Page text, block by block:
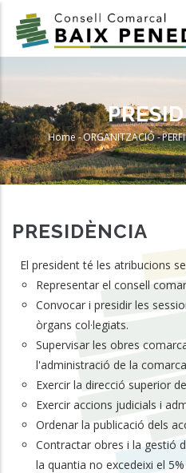
main
Home-ORGANITZACIÓ-
PRESIDÈNCIA
El president té les atribucions
Representar el consell
Convocar i presidir les
òrgans col·legiats.
Supervisar les obres
l'administració de la
Exercir la direcció superior
Exercir accions judicials i
Ordenar la publicació dels
Contractar obres i la gestió
la quantia no excedeixi el